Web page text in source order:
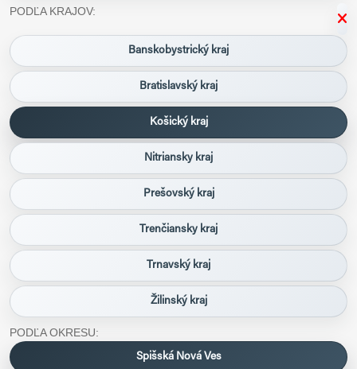
PODĽA KRAJOV:
Banskobystrický kraj
Bratislavský kraj
Košický kraj
Nitriansky kraj
Prešovský kraj
Trenčiansky kraj
Trnavský kraj
Žilinský kraj
PODĽA OKRESU:
Spišská Nová Ves